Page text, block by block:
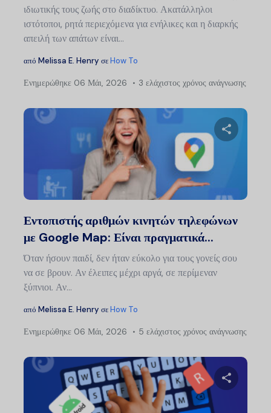
ιδιωτικής τους ζωής στο διαδίκτυο. Ακατάλληλοι
ιστότοποι, ρητά περιεχόμενα για ενήλικες και η διαρκής
απειλή των απάτων είναι...
από Melissa E. Henry σεHow To
Ενημερώθηκε 06 Μάι, 2026 3 ελάχιστος χρόνος ανάγνωσης
Εντοπιστής αριθμών κινητών τηλεφώνων
με Google Map: Είναι πραγματικά...
Όταν ήσουν παιδί, δεν ήταν εύκολο για τους γονείς σου
να σε βρουν. Αν έλειπες μέχρι αργά, σε περίμεναν
ξύπνιοι. Αν...
από Melissa E. Henry σεHow To
Ενημερώθηκε 06 Μάι, 2026 5 ελάχιστος χρόνος ανάγνωσης